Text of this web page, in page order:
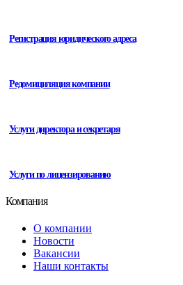
Регистрация юридического адреса
Редомициляция компании
Услуги директора и секретаря
Услуги по лицензированию
Компания
О компании
Новости
Вакансии
Наши контакты